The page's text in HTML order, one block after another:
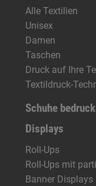
Alle Textilien
Unisex
Damen
Taschen
Druck auf Ihre
Textildruck-
Schuhe
Displays
Roll-Ups
Roll-Ups mit
Banner Displays